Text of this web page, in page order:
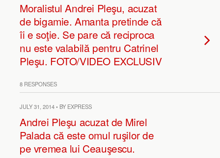
Moralistul Andrei Pleşu, acuzat
de bigamie. Amanta pretinde că
îi e soţie. Se pare că reciproca
nu este valabilă pentru Catrinel
Pleşu. FOTO/VIDEO EXCLUSIV
8 RESPONSES
JULY 31, 2014 • BY EXPRESS
Andrei Pleşu acuzat de Mirel
Palada că este omul ruşilor de
pe vremea lui Ceauşescu.